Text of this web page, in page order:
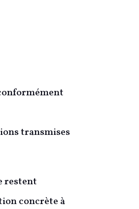
transmises
restent
concrète à